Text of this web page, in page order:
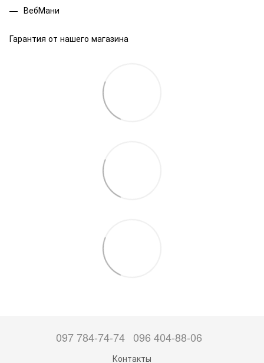
ВебМани
Гарантия от нашего магазина
097 784-74-74 096 404-88-06
Контакты